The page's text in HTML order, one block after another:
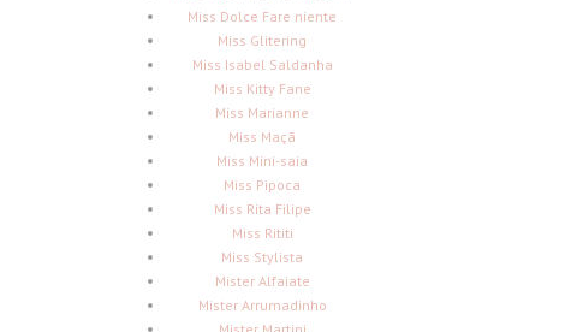
Miss Dolce Fare niente
Miss Glitering
Miss Isabel Saldanha
Miss Kitty Fane
Miss Marianne
Miss Maçã
Miss Mini-saia
Miss Pipoca
Miss Rita Filipe
Miss Rititi
Miss Stylista
Mister Alfaiate
Mister Arrumadinho